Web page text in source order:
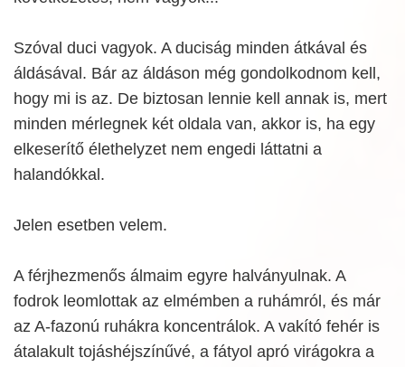
Szóval duci vagyok. A duciság minden átkával és
áldásával. Bár az áldáson még gondolkodnom kell,
hogy mi is az. De biztosan lennie kell annak is, mert
minden mérlegnek két oldala van, akkor is, ha egy
elkeserítő élethelyzet nem engedi láttatni a
halandókkal.
Jelen esetben velem.
A férjhezmenős álmaim egyre halványulnak. A
fodrok leomlottak az elmémben a ruhámról, és már
az A-fazonú ruhákra koncentrálok. A vakító fehér is
átalakult tojáshéjszínűvé, a fátyol apró virágokra a